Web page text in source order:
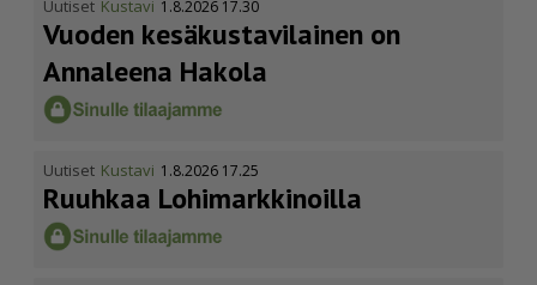
Uutiset Kustavi 1.8.2026 17.30
Vuoden kesäkus­ta­vi­lainen on
Annaleena Hakola
Uutiset Kustavi 1.8.2026 17.25
Ruuhkaa Lohimark­ki­noilla